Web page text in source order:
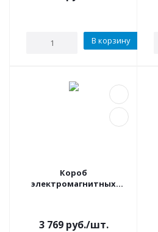
В корзину
Короб
электромагнитных
3 769руб./шт.